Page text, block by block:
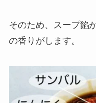
そのため、スープ餡
の香りがします。